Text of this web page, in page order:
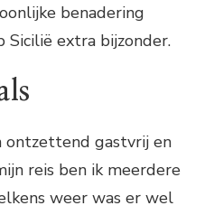
benadering
Sicilië extra bijzonder.
ontzettend gastvrij en
reis ben ik meerdere
weer was er wel